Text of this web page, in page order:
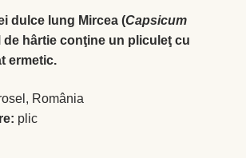
dulce lung Mircea (Capsicum
de hârtie conţine un pliculeţ cu
ermetic.
România
plic